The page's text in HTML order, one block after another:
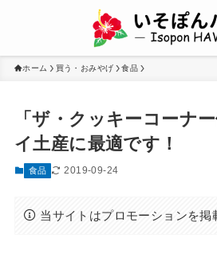
ホーム 買う・おみやげ 食品
「ザ・クッキーコーナ
イ土産に最適です！
食品 2019-09-24
当サイトはプロモーションを掲